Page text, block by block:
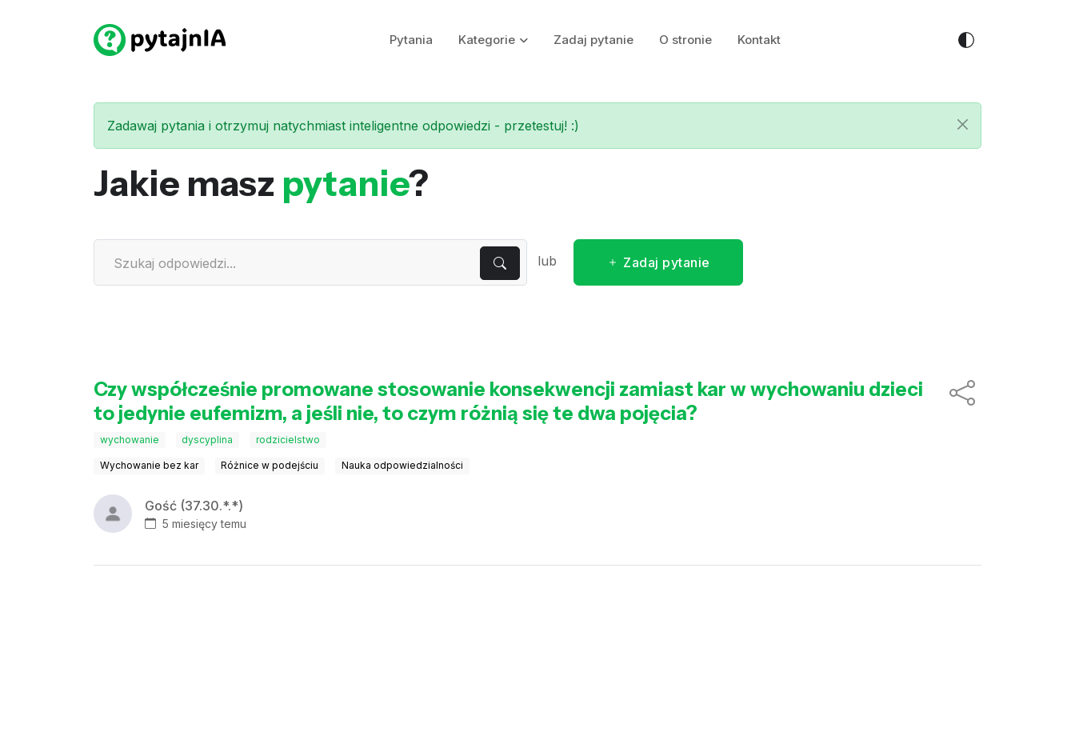
Pytania Kategorie Zadaj pytanie O stronie Kontakt
Zadawaj pytania i otrzymuj natychmiast inteligentne odpowiedzi - przetestuj! :)
Jakie masz pytanie?
lub Zadaj pytanie
Czy współcześnie promowane stosowanie konsekwencji zamiast kar w wychowaniu dzieci
to jedynie eufemizm, a jeśli nie, to czym różnią się te dwa pojęcia?
wychowanie dyscyplina rodzicielstwo
Wychowanie bez kar Różnice w podejściu Nauka odpowiedzialności
Gość (37.30.*.*)
5 miesięcy temu